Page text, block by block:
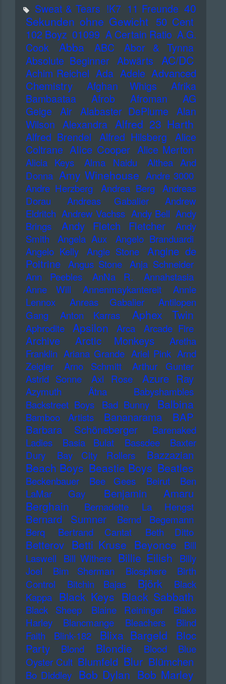
Sweat & Tears !K7 11 Freunde 40
Sekunden ohne Gewicht 50 Cent
102 Boyz 01099 A Certain Ratio A.G.
Cook
Abba ABC
Abor & Tynna
Absolute Beginner Abwärts AC/DC
Achim Reichel Ada Adele Advanced
Chemistry
Afghan Whigs
Afrika
Bambaataa
Afrob Afroman
AG
Geige
Air Alabaster DePlume
Alan
Wilson Alexandra Alfred 23 Harth
Alfred Brendel Alfred Hilsberg
Alice
Coltrane Alice Cooper Alice Merton
Alicia Keys Alma Naidu
Althea And
Donna Amy Winehouse Andre 3000
Andre Herzberg
Andrea Berg
Andreas
Dorau
Andreas Gabalier
Andrew
Eldritch Andrew Vachss Andy Bell Andy
Brings
Andy Fletch Fletcher
Andy
Smith
Angela Aux
Angelo Branduardi
Angelo Kelly
Angie Stone
Angine de
Poitrine Angus Stone Anja Schneider
Ann Peebles
AnNa R.
Annahstasia
Anne Will
Annenmaykantereit
Annie
Lennox
Anreas Gabalier
Antilopen
Gang
Anton Karras Aphex Twin
Aphrodite Apsilon Arca Arcade Fire
Archive Arctic Monkeys
Aretha
Franklin Ariana Grande Ariel Pink Arnd
Zeigler
Arno Schmitt
Arthur Gunter
Astrid Sonne
Axl Rose Azure Ray
Azymuth Ätna
Babyshambles
Backstreet Boys
Bad Bunny Balbina
Bamboo Artists Bananarama
BAP
Barbara Schöneberger
Barenaked
Ladies
Basia Bulat Bassdee
Baxter
Dury
Bay City Rollers Bazzazian
Beach Boys Beastie Boys Beatles
Beckenbauer Bee Gees Beirut
Ben
LaMar Gay
Benjamin Amaru
Berghain Bernadette La Hengst
Bernard Sumner
Bernd Begemann
Berq
Bertrand Cantat Beth Ditto
Betterov Betti Kruse Beyonce
Bill
Laswell
Bill Withers Billie Eilish
Billy
Joel
Bim Sherman Biosphere
Birth
Control
Bitchin Bajas Björk
Black
Kappa Black Keys Black Sabbath
Black Sheep Blaine Reininger
Blake
Harley
Blancmange Bleachers
Blind
Faith
Blink-182 Blixa Bargeld
Bloc
Party
Blond Blondie Blood
Blue
Oyster Cult Blumfeld Blur Blümchen
Bo Diddley Bob Dylan Bob Marley